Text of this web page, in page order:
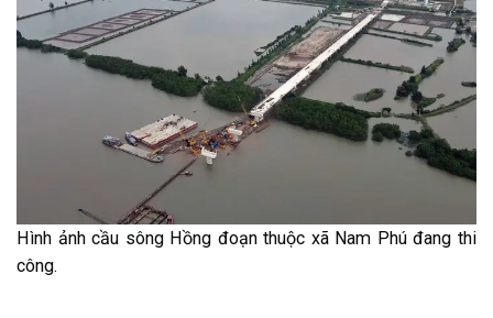
Hình ảnh cầu sông Hồng đoạn thuộc xã Nam Phú đang thi
công.